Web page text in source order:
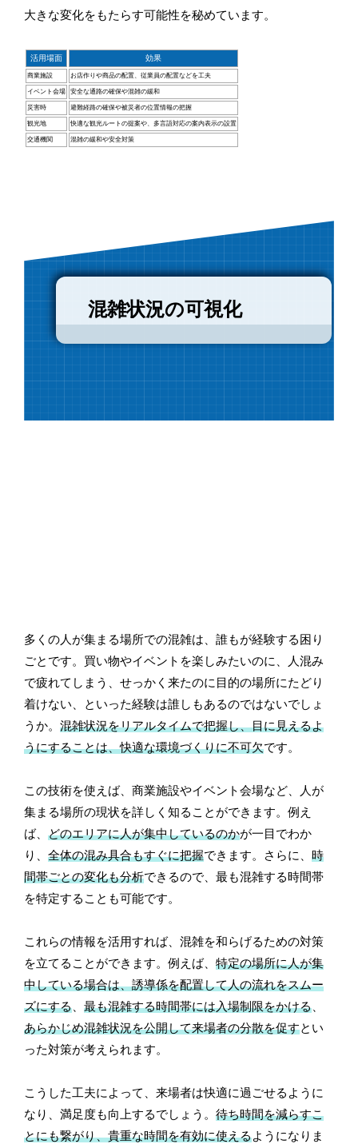
大きな変化をもたらす可能性を秘めています。
活用場面 効果
商業施設 お店作りや商品の配置、従業員の配置などを工夫
イベント会場 安全な通路の確保や混雑の緩和
災害時 避難経路の確保や被災者の位置情報の把握
観光地 快適な観光ルートの提案や、多言語対応の案内表示の設置
交通機関 混雑の緩和や安全対策
混雑状況の可視化
多くの人が集まる場所での混雑は、誰もが経験する困り
ごとです。買い物やイベントを楽しみたいのに、人混み
で疲れてしまう、せっかく来たのに目的の場所にたどり
着けない、といった経験は誰しもあるのではないでしょ
うか。混雑状況をリアルタイムで把握し、目に見えるよ
うにすることは、快適な環境づくりに不可欠です。
この技術を使えば、商業施設やイベント会場など、人が
集まる場所の現状を詳しく知ることができます。例え
ば、どのエリアに人が集中しているのかが一目でわか
り、全体の混み具合もすぐに把握できます。さらに、時
間帯ごとの変化も分析できるので、最も混雑する時間帯
を特定することも可能です。
これらの情報を活用すれば、混雑を和らげるための対策
を立てることができます。例えば、特定の場所に人が集
中している場合は、誘導係を配置して人の流れをスムー
ズにする 、最も混雑する時間帯には入場制限をかける
あらかじめ混雑状況を公開して来場者の分散を促すとい
った対策が考えられます。
こうした工夫によって、来場者は快適に過ごせるように
なり、満足度も向上するでしょう。待ち時間を減らすこ
とにも繋がり、貴重な時間を有効に使えるようになりま